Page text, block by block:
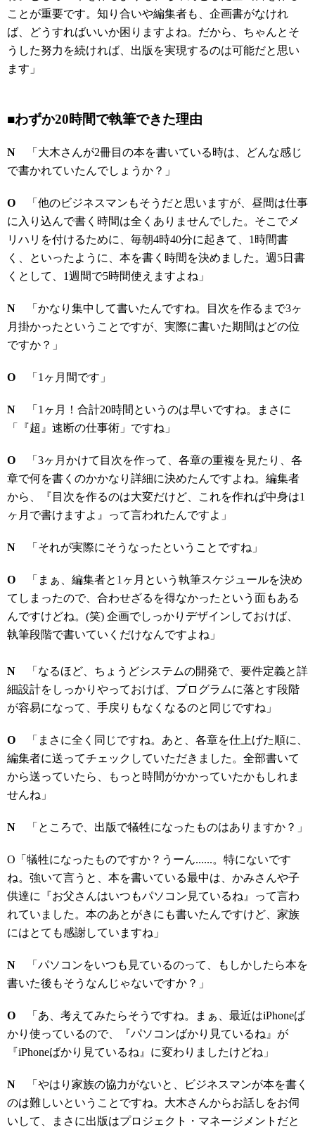
ことが重要です。知り合いや編集者も、企画書がなけれ
ば、どうすればいいか困りますよね。だから、ちゃんとそ
うした努力を続ければ、出版を実現するのは可能だと思い
ます」
■わずか20時間で執筆できた理由
N
「大木さんが2冊目の本を書いている時は、どんな感じ
で書かれていたんでしょうか？」
O
「他のビジネスマンもそうだと思いますが、昼間は仕事
に入り込んで書く時間は全くありませんでした。そこでメ
リハリを付けるために、毎朝4時40分に起きて、1時間書
く、といったように、本を書く時間を決めました。週5日書
くとして、1週間で5時間使えますよね」
N
「かなり集中して書いたんですね。目次を作るまで3ヶ
月掛かったということですが、実際に書いた期間はどの位
ですか？」
O 「1ヶ月間です」
N
「1ヶ月！合計20時間というのは早いですね。まさに
「『超』速断の仕事術」ですね」
O
「3ヶ月かけて目次を作って、各章の重複を見たり、各
章で何を書くのかかなり詳細に決めたんですよね。編集者
から、『目次を作るのは大変だけど、これを作れば中身は1
ヶ月で書けますよ』って言われたんですよ」
N 「それが実際にそうなったということですね」
O
「まぁ、編集者と1ヶ月という執筆スケジュールを決め
てしまったので、合わせざるを得なかったという面もある
んですけどね。(笑) 企画でしっかりデザインしておけば、
執筆段階で書いていくだけなんですよね」
N
「なるほど、ちょうどシステムの開発で、要件定義と詳
細設計をしっかりやっておけば、プログラムに落とす段階
が容易になって、手戻りもなくなるのと同じですね」
O
「まさに全く同じですね。あと、各章を仕上げた順に、
編集者に送ってチェックしていただきました。全部書いて
から送っていたら、もっと時間がかかっていたかもしれま
せんね」
N 「ところで、出版で犠牲になったものはありますか？」
O「犠牲になったものですか？うーん......。特にないです
ね。強いて言うと、本を書いている最中は、かみさんや子
供達に『お父さんはいつもパソコン見ているね』って言わ
れていました。本のあとがきにも書いたんですけど、家族
にはとても感謝していますね」
N
「パソコンをいつも見ているのって、もしかしたら本を
書いた後もそうなんじゃないですか？」
O
「あ、考えてみたらそうですね。まぁ、最近はiPhoneば
かり使っているので、『パソコンばかり見ているね』が
『iPhoneばかり見ているね』に変わりましたけどね」
N
「やはり家族の協力がないと、ビジネスマンが本を書く
のは難しいということですね。大木さんからお話しをお伺
いして、まさに出版はプロジェクト・マネージメントだと